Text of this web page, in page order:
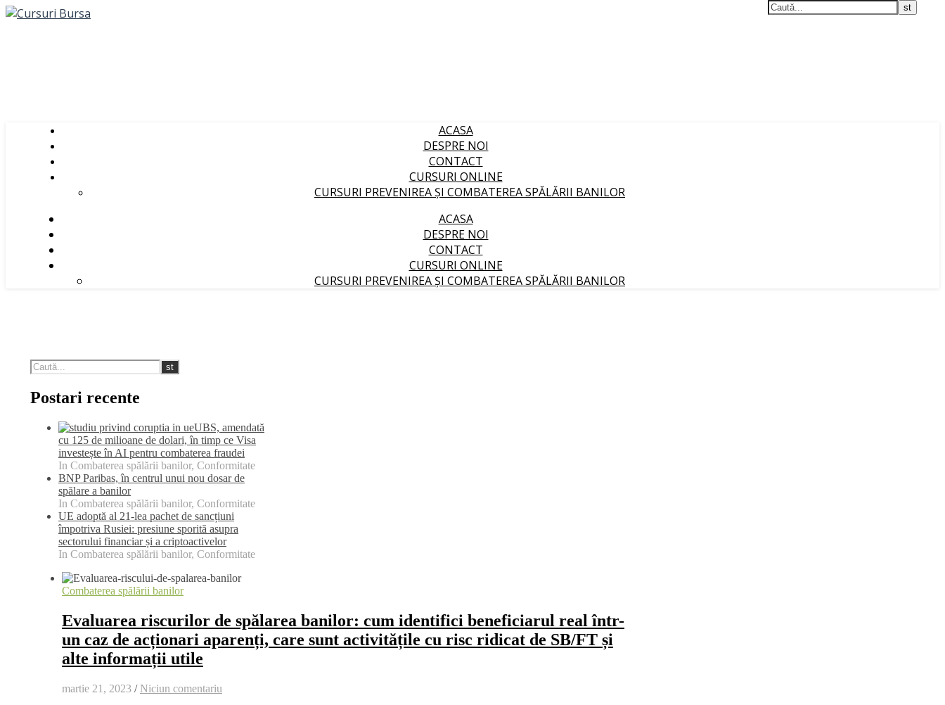
ACASA
DESPRE NOI
CONTACT
CURSURI ONLINE
CURSURI PREVENIREA ȘI COMBATEREA SPĂLĂRII BANILOR
ACASA
DESPRE NOI
CONTACT
CURSURI ONLINE
CURSURI PREVENIREA ȘI COMBATEREA SPĂLĂRII BANILOR
Postari recente
UBS, amendată
cu 125 de milioane de dolari, în timp ce Visa
investește în AI pentru combaterea fraudei
In Combaterea spălării banilor, Conformitate
BNP Paribas, în centrul unui nou dosar de
spălare a banilor
In Combaterea spălării banilor, Conformitate
UE adoptă al 21-lea pachet de sancțiuni
împotriva Rusiei: presiune sporită asupra
sectorului financiar și a criptoactivelor
In Combaterea spălării banilor, Conformitate
Combaterea spălării banilor
Evaluarea riscurilor de spălarea banilor: cum identifici beneficiarul real într-
un caz de acționari aparenți, care sunt activitățile cu risc ridicat de SB/FT și
alte informații utile
martie 21, 2023 / Niciun comentariu